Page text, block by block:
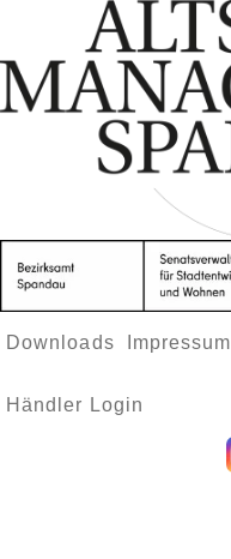
Downloads Impressum
Händler Login